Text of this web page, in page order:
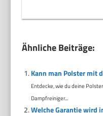
Ähnliche Beiträge:
Kann man Polster mit
Entdecke, wie du deine
Dampfreiniger...
Welche Garantie wird